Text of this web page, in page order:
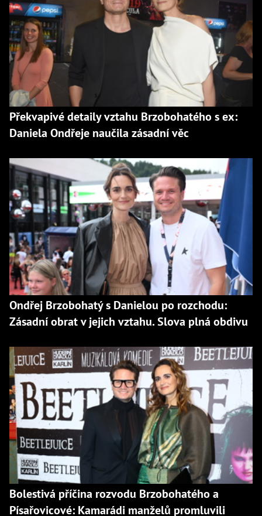
Překvapivé detaily vztahu Brzobohatého s ex:
Daniela Ondřeje naučila zásadní věc
Ondřej Brzobohatý s Danielou po rozchodu:
Zásadní obrat v jejich vztahu. Slova plná obdivu
Bolestivá příčina rozvodu Brzobohatého a
Písařovicové: Kamarádi manželů promluvili